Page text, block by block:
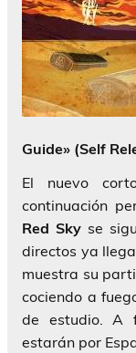
Guide» (Self
El nuevo
continuación
Red Sky se
directos ya
muestra su
cociendo a
de estudio. A
estarán por